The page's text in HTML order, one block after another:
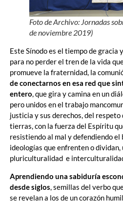
Foto de Archivo: Jornadas
de noviembre 2019)
Este Sínodo es el tiempo de gracia
para no perder el tren de la vida
promueve la fraternidad, la
de conectarnos en esa red que
entero, que gira y camina en un
pero unidos en el trabajo
justicia y sus derechos, del respeto
tierras, con la fuerza del Espíritu
resistiendo al mal y defendiendo el
ideologías que enfrenten o dividan,
pluriculturalidad e
Aprendiendo una sabiduría
desde siglos, semillas del verbo
se revelan a los de un corazón